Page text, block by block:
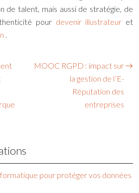
de talent, mais aussi de stratégie, de
pour devenir illustrateur et
.
MOOC RGPD : impact sur
la gestion de l’E-
Réputation des
entreprises
pour protéger vos données